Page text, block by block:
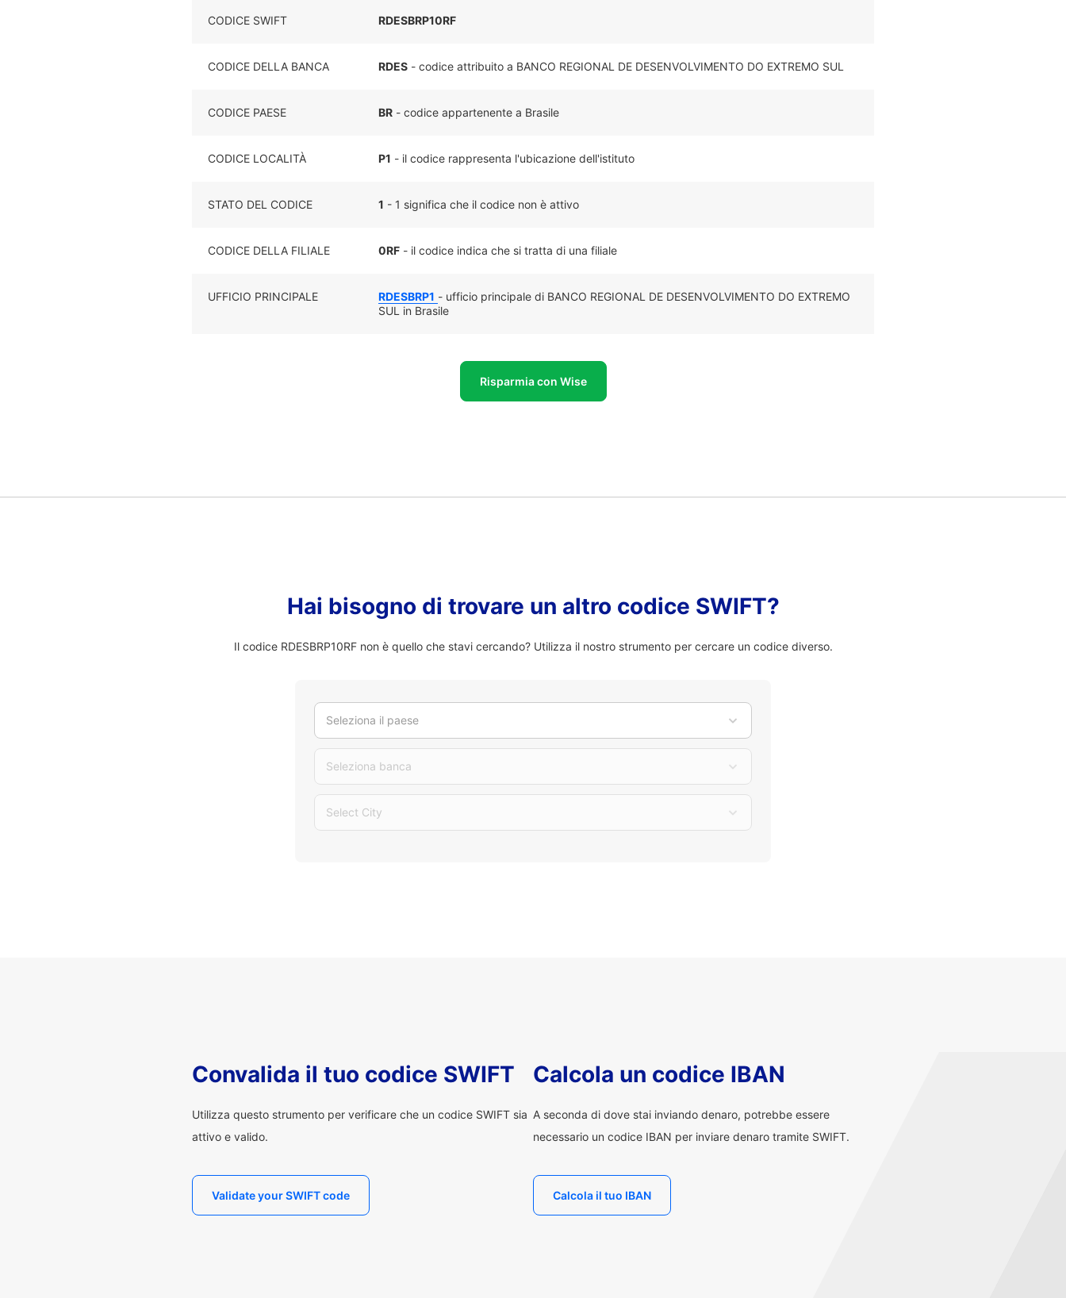
CODICE SWIFT RDESBRP10RF
CODICE DELLA BANCA RDES - codice attribuito a BANCO REGIONAL DE DESENVOLVIMENTO DO EXTREMO SUL
CODICE PAESE BR - codice appartenente a Brasile
CODICE LOCALITÀ P1 - il codice rappresenta l'ubicazione dell'istituto
STATO DEL CODICE 1 - 1 significa che il codice non è attivo
CODICE DELLA FILIALE 0RF - il codice indica che si tratta di una filiale
UFFICIO PRINCIPALE RDESBRP1 - ufficio principale di BANCO REGIONAL DE DESENVOLVIMENTO DO EXTREMO
SUL in Brasile
Risparmia con Wise
Hai bisogno di trovare un altro codice SWIFT?
Il codice RDESBRP10RF non è quello che stavi cercando? Utilizza il nostro strumento per cercare un codice diverso.
Seleziona il paese
Seleziona banca
Select City
Convalida il tuo codice SWIFT
Utilizza questo strumento per verificare che un codice SWIFT sia
attivo e valido.
Validate your SWIFT code
Calcola un codice IBAN
A seconda di dove stai inviando denaro, potrebbe essere
necessario un codice IBAN per inviare denaro tramite SWIFT.
Calcola il tuo IBAN